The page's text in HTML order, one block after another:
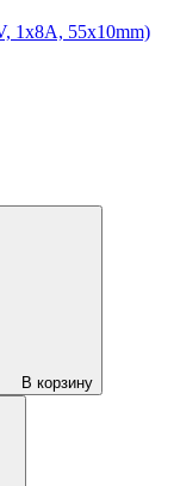
1x8A, 55x10mm)
В корзину